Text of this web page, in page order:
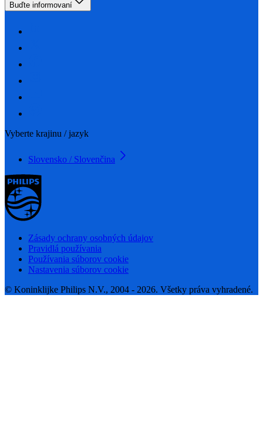
Buďte informovaní
Vyberte krajinu / jazyk
Slovensko / Slovenčina
Zásady ochrany osobných údajov
Pravidlá používania
Používania súborov cookie
Nastavenia súborov cookie
© Koninklijke Philips N.V., 2004 - 2026. Všetky práva vyhradené.